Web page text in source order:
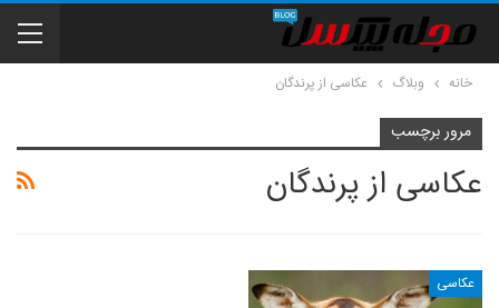
خانه وبلاگ عکاسی از پرندگان
مرور برچسب
عکاسی از پرندگان
عکاسی